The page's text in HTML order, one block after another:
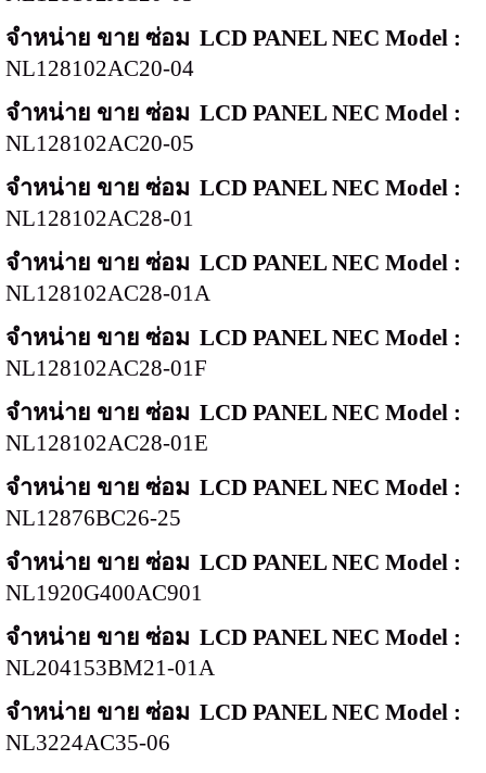
จำหน่าย ขาย ซ่อม LCD PANEL NEC Model :
NL128102AC20-04
จำหน่าย ขาย ซ่อม LCD PANEL NEC Model :
NL128102AC20-05
จำหน่าย ขาย ซ่อม LCD PANEL NEC Model :
NL128102AC28-01
จำหน่าย ขาย ซ่อม LCD PANEL NEC Model :
NL128102AC28-01A
จำหน่าย ขาย ซ่อม LCD PANEL NEC Model :
NL128102AC28-01F
จำหน่าย ขาย ซ่อม LCD PANEL NEC Model :
NL128102AC28-01E
จำหน่าย ขาย ซ่อม LCD PANEL NEC Model :
NL12876BC26-25
จำหน่าย ขาย ซ่อม LCD PANEL NEC Model :
NL1920G400AC901
จำหน่าย ขาย ซ่อม LCD PANEL NEC Model :
NL204153BM21-01A
จำหน่าย ขาย ซ่อม LCD PANEL NEC Model :
NL3224AC35-06